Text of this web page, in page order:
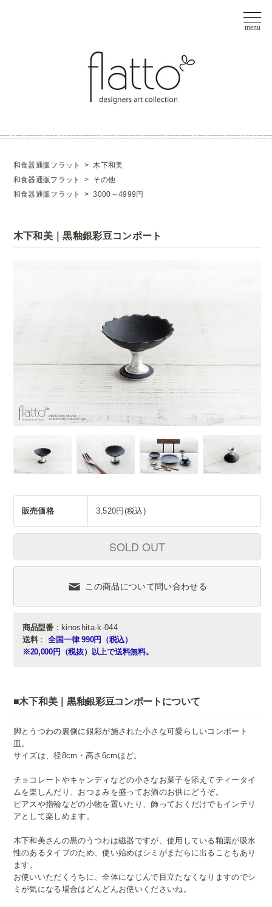
和食器通販フラット >木下和美
和食器通販フラット
> その他
和食器通販フラット
>3000～4999円
木下和美｜黒釉銀彩豆コンポート
販売価格 3,520円(税込)
SOLD OUT
この商品について問い合わせる
商品型番：kinoshita-k-044
送料： 全国一律 990円（税込）
※20,000円（税抜）以上で送料無料。
■木下和美｜黒釉銀彩豆コンポートについて
脚とうつわの裏側に銀彩が施された小さな可愛らしいコンポート
皿。
サイズは、径8cm・高さ6cmほど。
チョコレートやキャンディなどの小さなお菓子を添えてティータイ
ムを楽しんだり、おつまみを盛ってお酒のお供にどうぞ。
ピアスや指輪などの小物を置いたり、飾っておくだけでもインテリ
アとして楽しめます。
木下和美さんの黒のうつわは磁器ですが、使用している釉薬が吸水
性のあるタイプのため、使い始めはシミがまだらに出ることもあり
ます。
お使いいただくうちに、全体になじんで目立たなくなりますのでシ
ミが気になる場合はどんどんお使いくださいね。